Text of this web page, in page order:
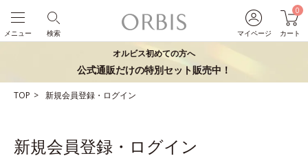
マイページ
0
カート
検索
メニュー
オルビス初めての方へ
公式通販だけの特別セット販売中！
TOP 新規会員登録・ログイン
新規会員登録・ログイン